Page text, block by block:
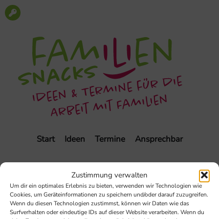
Zustimmung verwalten
Um dir ein optimales Erlebnis zu bieten, verwenden wir Technologien wie
Cookies, um Geräteinformationen zu speichern und/oder darauf zuzugreifen.
Wenn du diesen Technologien zustimmst, können wir Daten wie das
Surfverhalten oder eindeutige IDs auf dieser Website verarbeiten. Wenn du
Start Ideen Termine Ansprechbar